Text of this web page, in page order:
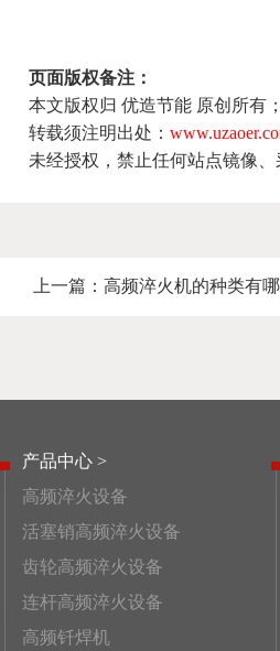
页面版权备注：
本文版权归 优造节能 原创所有；
转载须注明出处：
未经授权，禁止任何站点镜像
上一篇： 高频淬火机的种类有
产品中心 >
高频淬火设备
活塞销高频淬火设备
齿轮高频淬火设备
连杆高频淬火设备
高频钎焊机